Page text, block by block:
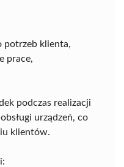
potrzeb klienta,
prace,
podczas realizacji
urządzeń, co
klientów.